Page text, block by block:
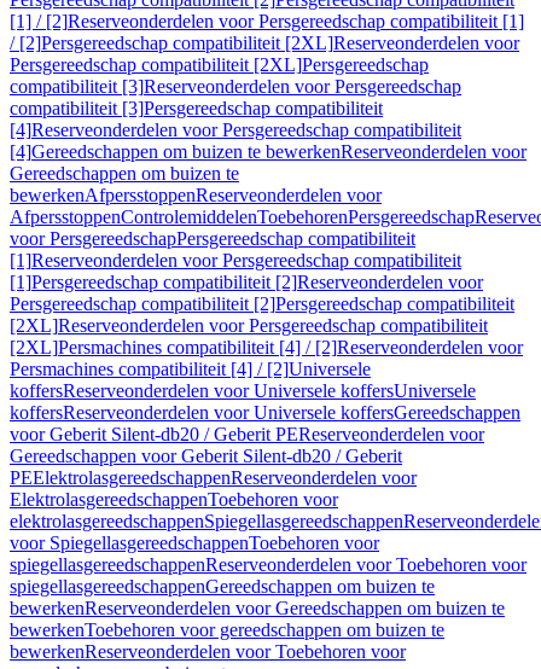
[1] / [2]Reserveonderdelen voor Persgereedschap compatibiliteit [1]
/ [2]Persgereedschap compatibiliteit [2XL]Reserveonderdelen voor
Persgereedschap compatibiliteit [2XL]Persgereedschap
compatibiliteit [3]Reserveonderdelen voor Persgereedschap
compatibiliteit [3]Persgereedschap compatibiliteit
[4]Reserveonderdelen voor Persgereedschap compatibiliteit
[4]Gereedschappen om buizen te bewerkenReserveonderdelen voor
Gereedschappen om buizen te
bewerkenAfpersstoppenReserveonderdelen voor
AfpersstoppenControlemiddelenToebehorenPersgereedschap
voor PersgereedschapPersgereedschap compatibiliteit
[1]Reserveonderdelen voor Persgereedschap compatibiliteit
[1]Persgereedschap compatibiliteit [2]Reserveonderdelen voor
Persgereedschap compatibiliteit [2]Persgereedschap compatibiliteit
[2XL]Reserveonderdelen voor Persgereedschap compatibiliteit
[2XL]Persmachines compatibiliteit [4] / [2]Reserveonderdelen voor
Persmachines compatibiliteit [4] / [2]Universele
koffersReserveonderdelen voor Universele koffersUniversele
koffersReserveonderdelen voor Universele koffersGereedschappen
voor Geberit Silent-db20 / Geberit PEReserveonderdelen voor
Gereedschappen voor Geberit Silent-db20 / Geberit
PEElektrolasgereedschappenReserveonderdelen voor
ElektrolasgereedschappenToebehoren voor
elektrolasgereedschappenSpiegellasgereedschappen
voor SpiegellasgereedschappenToebehoren voor
spiegellasgereedschappenReserveonderdelen voor Toebehoren voor
spiegellasgereedschappenGereedschappen om buizen te
bewerkenReserveonderdelen voor Gereedschappen om buizen te
bewerkenToebehoren voor gereedschappen om buizen te
bewerkenReserveonderdelen voor Toebehoren voor